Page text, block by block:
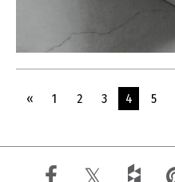
« 1 2 3 4 5